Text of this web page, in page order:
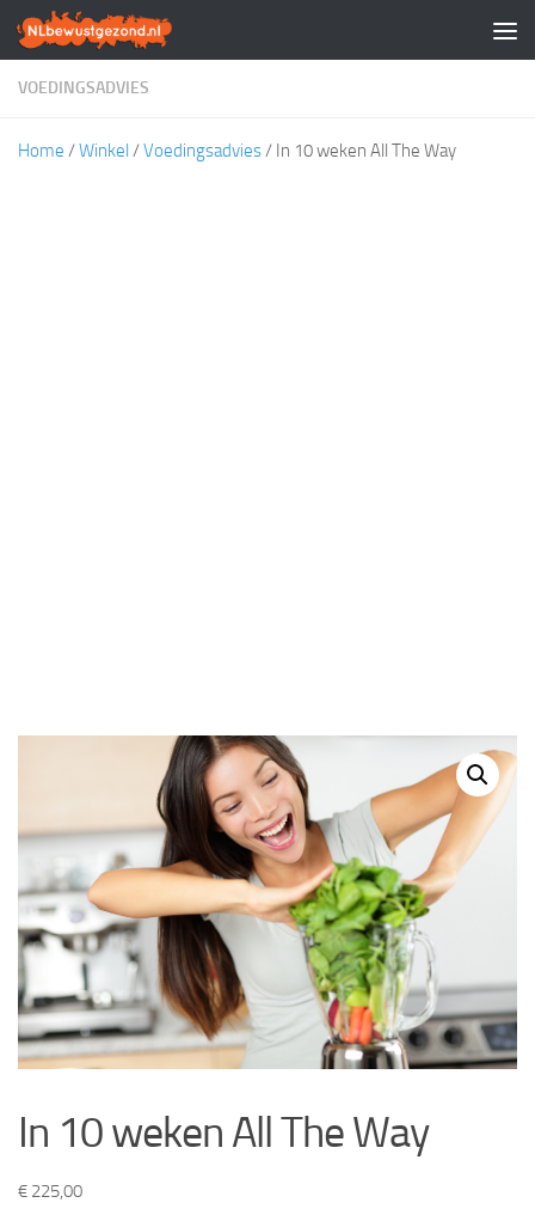
Doorgaan naar inhoud
VOEDINGSADVIES
Home /Winkel /Voedingsadvies/ In 10 weken All The Way
In 10 weken All The Way
€ 225,00